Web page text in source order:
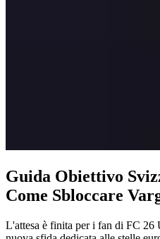
Guida Obiettivo
Come Sbloccare
L'attesa è finita per i fan di FC 26